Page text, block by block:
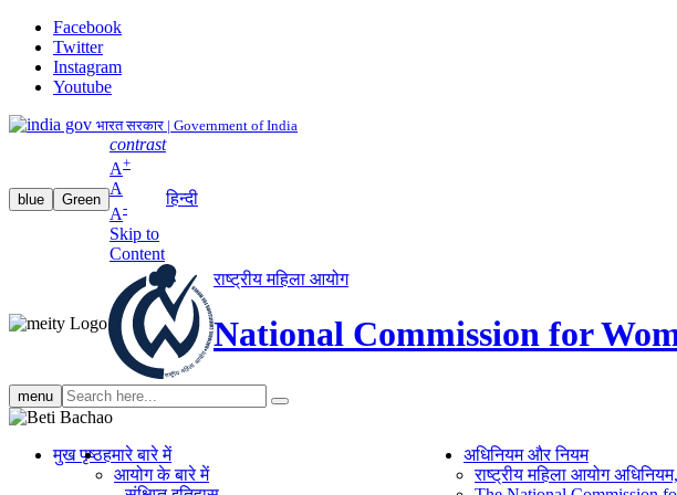
Facebook
Twitter
Instagram
Youtube
भारत सरकार | Government of India
blue Green
contrast
A+
A
A-
Skip to
Content
हिन्दी
राष्ट्रीय महिला आयोग
National Commission for
menu Search
search
मुख पृष्ठहमारे बारे में
आयोग के बारे में
अधिनियम और नियम
राष्ट्रीय महिला आयोग